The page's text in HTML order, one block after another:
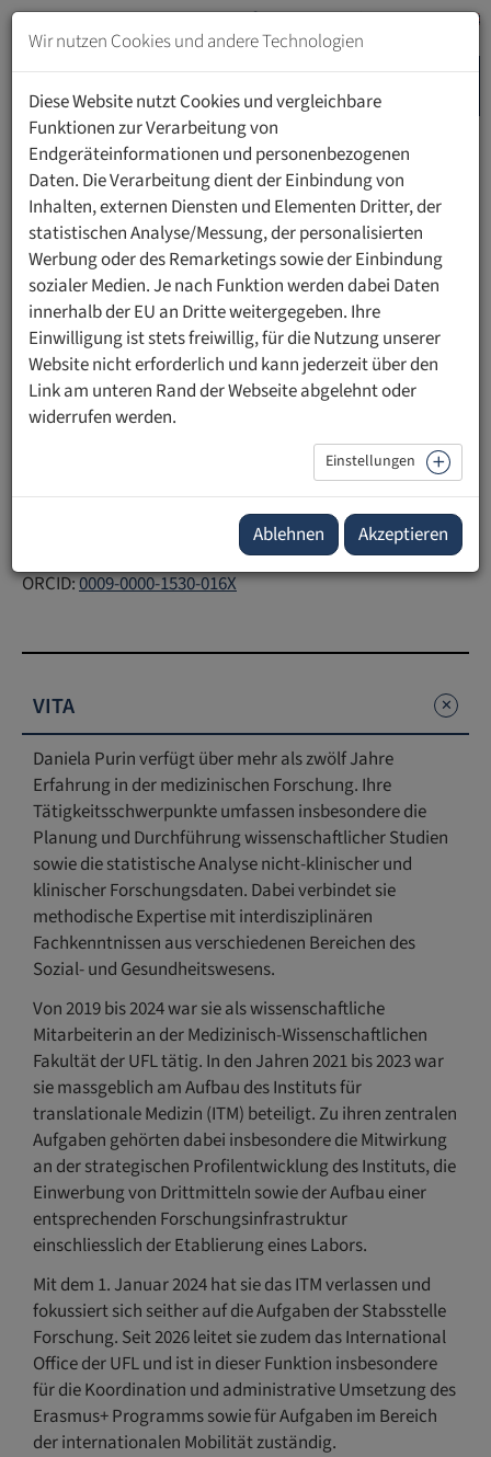
Zum
Inhalt
springen
Navigation
springen
HOME PERSONEN
Dr. scient. med. Daniela Purin
Leiterin Stabsstelle Forschung
Leiterin International Office
E-Mail:stabsstelle.forschung@ufl.li
Publikationen mit UFL Beteiligung
daniela-purin-zanolin-0a6148121
ORCID:0009-0000-1530-016X
VITA
Daniela Purin verfügt über mehr als zwölf Jahre
Erfahrung in der medizinischen Forschung. Ihre
Tätigkeitsschwerpunkte umfassen insbesondere die
Planung und Durchführung wissenschaftlicher Studien
sowie die statistische Analyse nicht-klinischer und
klinischer Forschungsdaten. Dabei verbindet sie
methodische Expertise mit interdisziplinären
Fachkenntnissen aus verschiedenen Bereichen des
Sozial- und Gesundheitswesens.
Von 2019 bis 2024 war sie als wissenschaftliche
Mitarbeiterin an der Medizinisch-Wissenschaftlichen
Fakultät der UFL tätig. In den Jahren 2021 bis 2023 war
sie massgeblich am Aufbau des Instituts für
translationale Medizin (ITM) beteiligt. Zu ihren zentralen
Aufgaben gehörten dabei insbesondere die Mitwirkung
an der strategischen Profilentwicklung des Instituts, die
Einwerbung von Drittmitteln sowie der Aufbau einer
entsprechenden Forschungsinfrastruktur
einschliesslich der Etablierung eines Labors.
Mit dem 1. Januar 2024 hat sie das ITM verlassen und
fokussiert sich seither auf die Aufgaben der Stabsstelle
Forschung. Seit 2026 leitet sie zudem das International
Office der UFL und ist in dieser Funktion insbesondere
für die Koordination und administrative Umsetzung des
Erasmus+ Programms sowie für Aufgaben im Bereich
der internationalen Mobilität zuständig.
Wir nutzen Cookies und andere Technologien
Diese Website nutzt Cookies und vergleichbare
Funktionen zur Verarbeitung von
Endgeräteinformationen und personenbezogenen
Daten. Die Verarbeitung dient der Einbindung von
Inhalten, externen Diensten und Elementen Dritter, der
statistischen Analyse/Messung, der personalisierten
Werbung oder des Remarketings sowie der Einbindung
sozialer Medien. Je nach Funktion werden dabei Daten
innerhalb der EU an Dritte weitergegeben. Ihre
Einwilligung ist stets freiwillig, für die Nutzung unserer
Website nicht erforderlich und kann jederzeit über den
Link am unteren Rand der Webseite abgelehnt oder
widerrufen werden.
Einstellungen
Ablehnen Akzeptieren